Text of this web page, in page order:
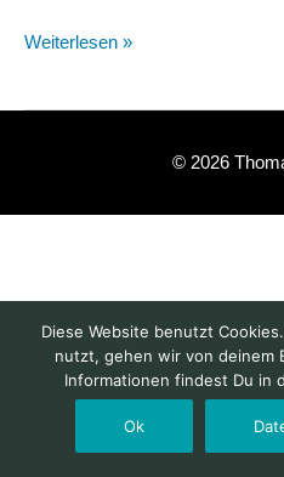
Weiterlesen »
© 2026
Diese Website benutzt
nutzt, gehen wir von deinem
Informationen findest Du in
Ok